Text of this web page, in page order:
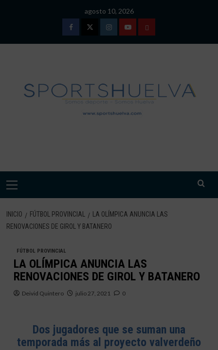
agosto 10, 2026
FacebookTwitterInstagramYoutubeTÉRMINOS
DE
USO
Menú
INICIO FÚTBOL PROVINCIAL
LA OLÍMPICA ANUNCIA LAS
RENOVACIONES DE GIROL Y BATANERO
FÚTBOL PROVINCIAL
LA OLÍMPICA ANUNCIA LAS
RENOVACIONES DE GIROL Y BATANERO
Deivid Quintero julio 27, 2021 0
Dos jugadores que se suman una
temporada más al proyecto valverdeño